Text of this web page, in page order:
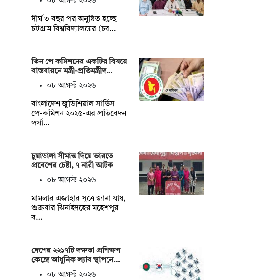
দীর্ঘ ৩ বছর পর অনুষ্ঠিত হচ্ছে
চট্টগ্রাম বিশ্ববিদ্যালয়ের (চব…
তিন পে কমিশনের একটির বিষয়ে
বাস্তবায়নে মন্ত্রী-প্রতিমন্ত্রীদ…
০৮ আগস্ট ২০২৬
বাংলাদেশ জুডিশিয়াল সার্ভিস
পে-কমিশন ২০২৫-এর প্রতিবেদন
পর্যা…
চুয়াডাঙ্গা সীমান্ত দিয়ে ভারতে
প্রবেশের চেষ্টা, ৭ নারী আটক
০৮ আগস্ট ২০২৬
মামলার এজাহার সূত্রে জানা যায়,
শুক্রবার ঝিনাইদহের মহেশপুর
ব…
দেশের ২২১৭টি দক্ষতা প্রশিক্ষণ
কেন্দ্রে আধুনিক ল্যাব স্থাপনে…
০৮ আগস্ট ২০২৬